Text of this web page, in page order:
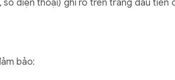
điện thoại) ghi rõ trên trang đầu tiên
bảo: